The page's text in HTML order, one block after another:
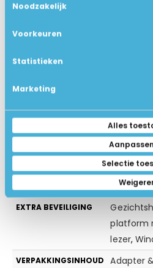
Noodzakelijk
Voorkeuren
Statistieken
Marketing
Alles
Aanpassen
Selectie
BLUETOOTH
BLUETOOTH VERSIE
DVD SPELER
GEWICHT IN KG 1.4 kg
Zilver
Geen
EXTRA BEVEILIGING
platform
lezer,
VERPAKKINGSINHOUD Adapter